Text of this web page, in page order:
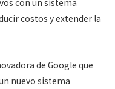
con un sistema
costos y extender la
de Google que
nuevo sistema